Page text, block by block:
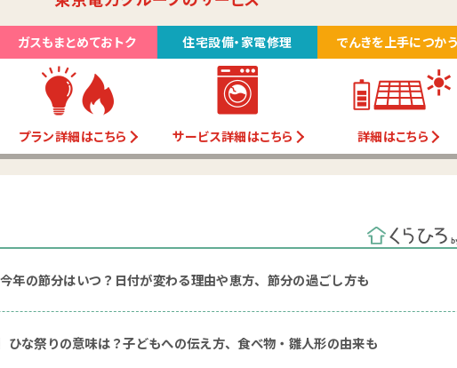
ガスもまとめておトク
プラン詳細はこちら
住宅設備・家電修理
サービス詳細はこちら
でんきを上手につかう
詳細はこちら
今年の節分はいつ？日付が変わる理由や恵方、節分の過ごし方も
ひな祭りの意味は？子どもへの伝え方、食べ物・雛人形の由来も